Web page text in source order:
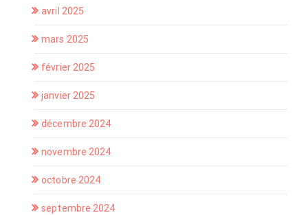
avril 2025
mars 2025
février 2025
janvier 2025
décembre 2024
novembre 2024
octobre 2024
septembre 2024